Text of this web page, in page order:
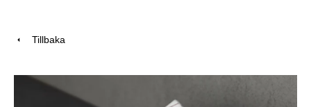
Tillbaka